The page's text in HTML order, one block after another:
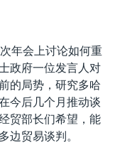
年会上讨论如何重
政府一位发言人对
的局势，研究多哈
今后几个月推动谈
贸部长们希望，能
边贸易谈判。